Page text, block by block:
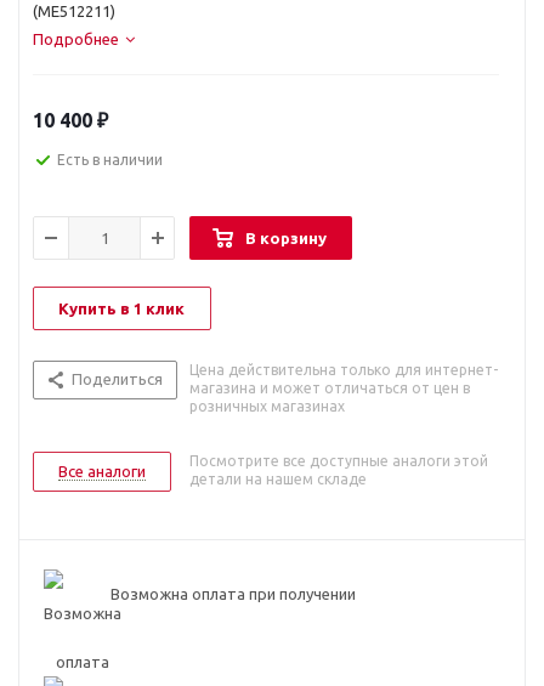
(ME512211)
Подробнее
10 400 ₽
Есть в наличии
В корзину
Купить в 1 клик
Поделиться
Цена действительна только для интернет-
магазина и может отличаться от цен в
розничных магазинах
Все аналоги
Посмотрите все доступные аналоги этой
детали на нашем складе
Возможна оплата при получении